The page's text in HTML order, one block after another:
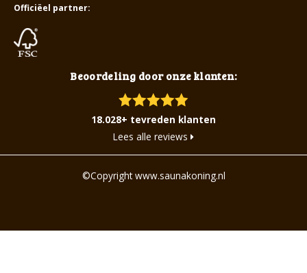
Beoordeling door onze klanten:
18.028+ tevreden klanten
Lees alle reviews
Officiëel partner:
©Copyright www.saunakoning.nl